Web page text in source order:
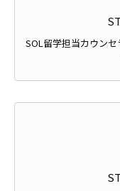
SOL留学担当カウン